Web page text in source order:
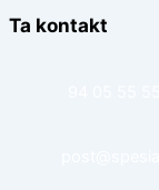
Ta kontakt